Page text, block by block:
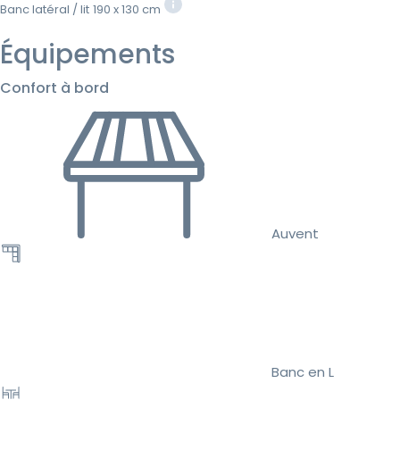
Banc latéral / lit 190 x 130 cm
Équipements
Confort à bord
Auvent
Banc en L